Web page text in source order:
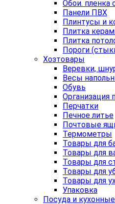
Обои. пленка
Панели ПВХ
Плинтусы и
Плитка
Плитка
Пороги
Хозтовары
Веревки,
Весы
Обувь
Организация
Перчатки
Печное литье
Почтовые
Термометры
Товары для
Товары для
Товары для
Товары для
Товары для
Упаковка
Посуда и